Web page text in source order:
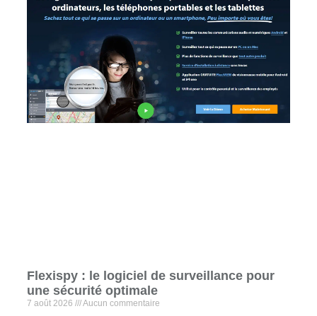
Flexispy : le logiciel de surveillance pour
une sécurité optimale
7 août 2026 Aucun commentaire